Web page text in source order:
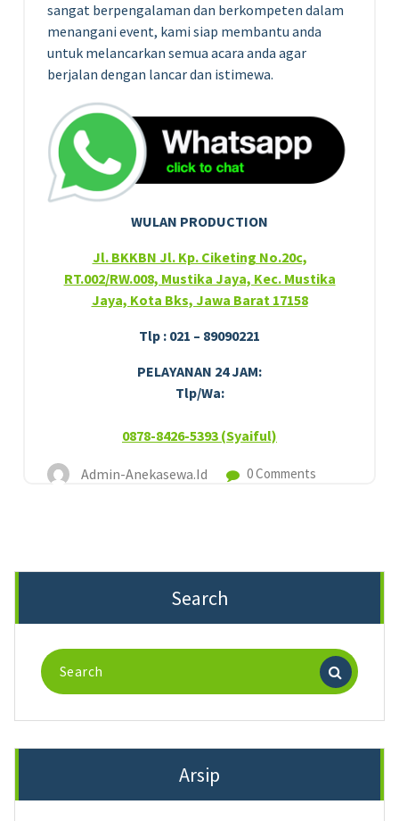
sangat berpengalaman dan berkompeten dalam
menangani event, kami siap membantu anda
untuk melancarkan semua acara anda agar
berjalan dengan lancar dan istimewa.
WULAN PRODUCTION
Jl. BKKBN Jl. Kp. Ciketing No.20c,
RT.002/RW.008, Mustika Jaya, Kec. Mustika
Jaya, Kota Bks, Jawa Barat 17158
Tlp : 021 – 89090221
PELAYANAN 24 JAM:
Tlp/Wa:
0878-8426-5393 (Syaiful)
Admin-Anekasewa.id 0 Comments
Search
Search
for:
Arsip